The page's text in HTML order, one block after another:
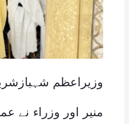
وزیراعظم
منیر اور وزراء